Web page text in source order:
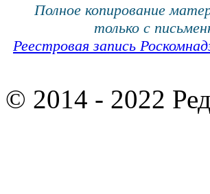
Полное копирование
только с
Реестровая запись
© 2014 - 2022